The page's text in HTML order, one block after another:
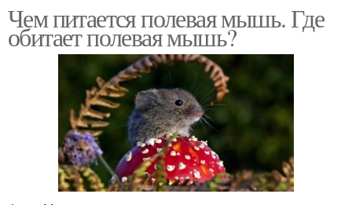
Чем питается полевая мышь. Где
обитает полевая мышь?